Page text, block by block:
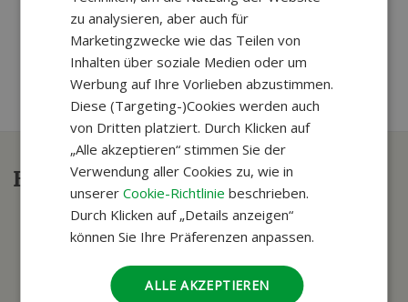
Haben Sie Fragen?
zu analysieren, aber auch für
Marketingzwecke wie das Teilen von
Inhalten über soziale Medien oder um
Werbung auf Ihre Vorlieben abzustimmen.
Diese (Targeting-)Cookies werden auch
von Dritten platziert. Durch Klicken auf
„Alle akzeptieren“ stimmen Sie der
Verwendung aller Cookies zu, wie in
unsererCookie-Richtlinie beschrieben.
Durch Klicken auf „Details anzeigen“
können Sie Ihre Präferenzen anpassen.
ALLE AKZEPTIEREN